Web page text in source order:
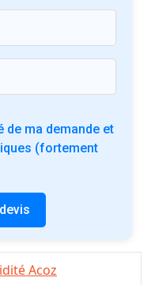
ma demande et
(fortement
Acoz